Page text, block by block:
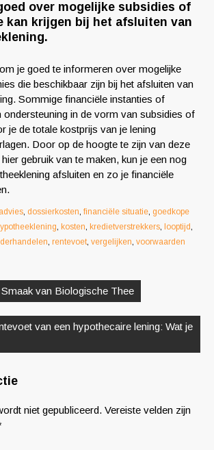
over mogelijke subsidies of
kan krijgen bij het afsluiten van
je goed te informeren over mogelijke
die beschikbaar zijn bij het afsluiten van
Sommige financiële instanties of
ondersteuning in de vorm van subsidies of
je de totale kostprijs van je lening
Door op de hoogte te zijn van deze
gebruik van te maken, kun je een nog
afsluiten en zo je financiële
advies, dossierkosten, financiële situatie, goedkope
, kosten, kredietverstrekkers, looptijd,
, rentevoet, vergelijken, voorwaarden
van Biologische Thee
van een hypothecaire lening: Wat je
niet gepubliceerd. Vereiste velden zijn